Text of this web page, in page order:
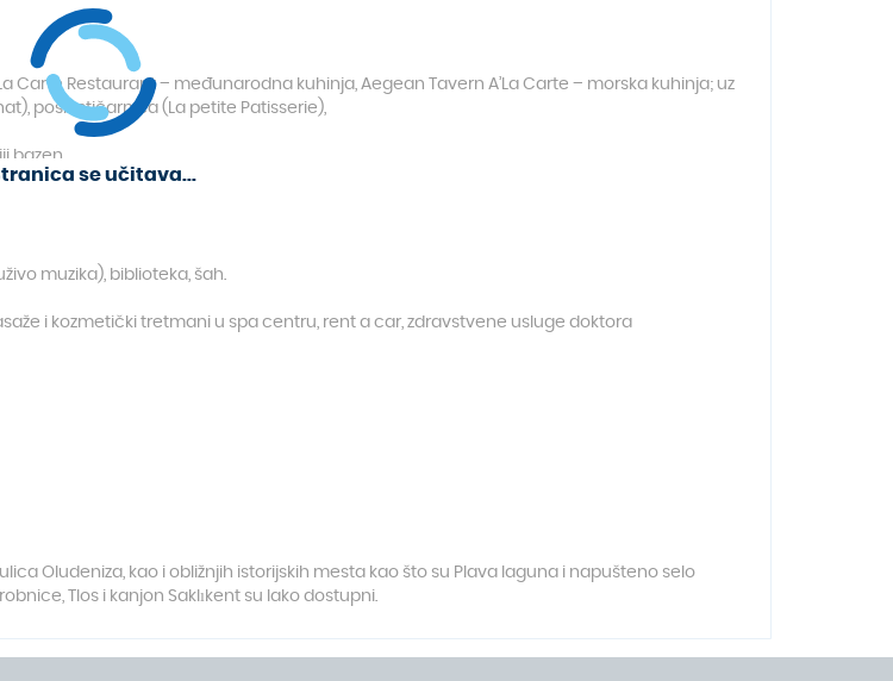
Carte Restaurant – međunarodna kuhinja, Aegean Tavern A’La Carte – morska kuhinja; uz
poslastičarnica (La petite Patisserie),
bazen,
muzika), biblioteka, šah.
i kozmetički tretmani u spa centru, rent a car, zdravstvene usluge doktora
Oludeniza, kao i obližnjih istorijskih mesta kao što su Plava laguna i napušteno selo
Tlos i kanjon Saklıkent su lako dostupni.
se učitava...